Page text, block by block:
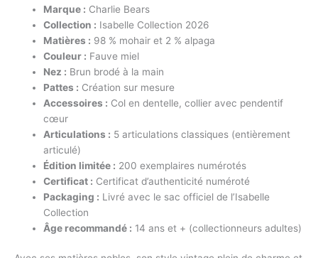
Marque : Charlie Bears
Collection : Isabelle Collection 2026
Matières : 98 % mohair et 2 % alpaga
Couleur : Fauve miel
Nez : Brun brodé à la main
Pattes : Création sur mesure
Accessoires : Col en dentelle, collier avec pendentif
cœur
Articulations : 5 articulations classiques (entièrement
articulé)
Édition limitée : 200 exemplaires numérotés
Certificat : Certificat d’authenticité numéroté
Packaging : Livré avec le sac officiel de l’Isabelle
Collection
Âge recommandé : 14 ans et + (collectionneurs adultes)